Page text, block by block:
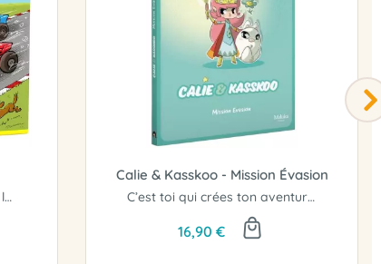
Qui ira le plus vite pour faire le tour du circuit dans cette turbulente course où l'on avance...
Calie & Kasskoo - Mission Évasion
C’est toi qui crées ton aventure !
16,90 €